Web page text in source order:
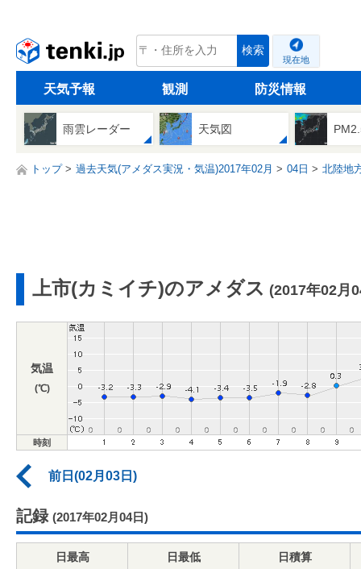
tenki.jp 検索
現在地
天気予報 観測 防災情報
雨雲レーダー 天気図
トップ 過去天気(アメダス実況・気温)2017年02月 04日 北陸地
上市(カミイチ)のアメダス (2017年02月
気温
(℃)
時刻
前日(02月03日)
記録 (2017年02月04日)
日最高
日最低
日積算